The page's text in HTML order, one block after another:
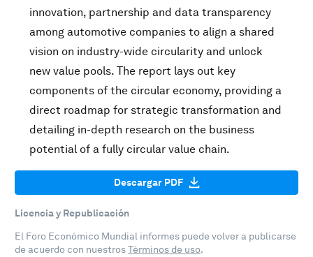
innovation, partnership and data transparency
among automotive companies to align a shared
vision on industry-wide circularity and unlock
new value pools. The report lays out key
components of the circular economy, providing a
direct roadmap for strategic transformation and
detailing in-depth research on the business
potential of a fully circular value chain.
Descargar PDF
Licencia y Republicación
El Foro Económico Mundial informes puede volver a publicarse
de acuerdo con nuestrosTérminos de uso.